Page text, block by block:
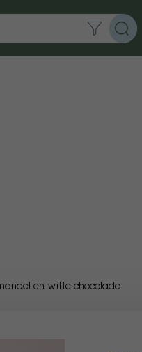
en witte chocolade